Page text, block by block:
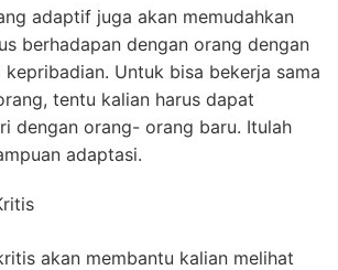
adaptif juga akan memudahkan
berhadapan dengan orang dengan
Untuk bisa bekerja sama
tentu kalian harus dapat
dengan orang- orang baru. Itulah
adaptasi.
akan membantu kalian melihat